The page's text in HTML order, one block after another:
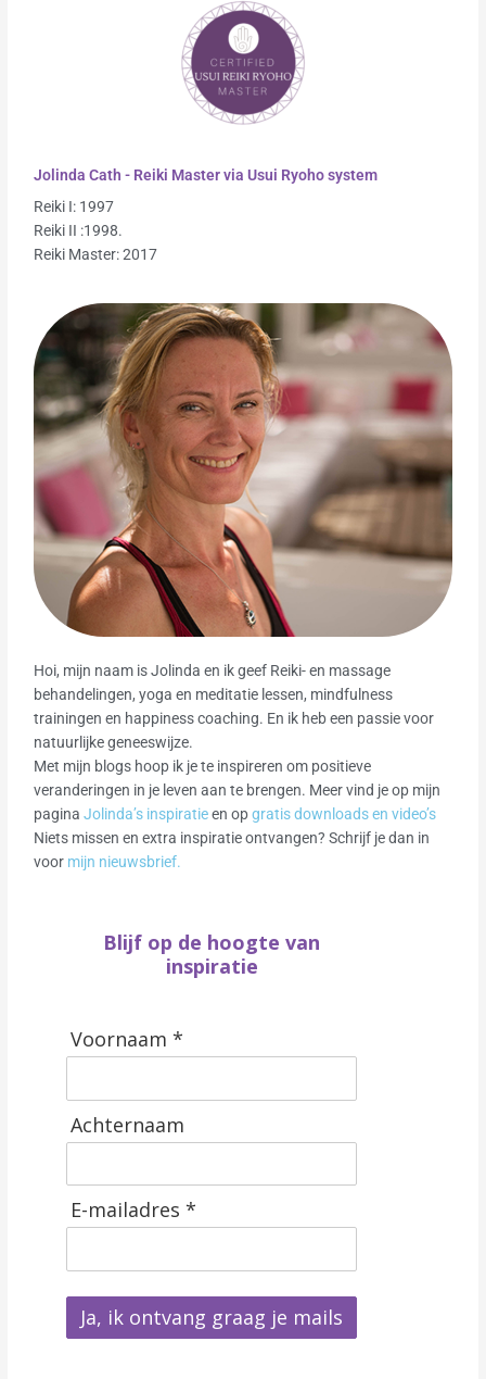
Jolinda Cath - Reiki Master via Usui Ryoho system
Reiki I: 1997
Reiki II :1998.
Reiki Master: 2017
Hoi, mijn naam is Jolinda en ik geef Reiki- en massage
behandelingen, yoga en meditatie lessen, mindfulness
trainingen en happiness coaching. En ik heb een passie voor
natuurlijke geneeswijze.
Met mijn blogs hoop ik je te inspireren om positieve
veranderingen in je leven aan te brengen. Meer vind je op mijn
paginaJolinda’s inspiratieen opgratis downloads en video’s
Niets missen en extra inspiratie ontvangen? Schrijf je dan in
voor mijn nieuwsbrief.
Blijf op de hoogte van
inspiratie
Voornaam *
Achternaam
E-mailadres *
Ja, ik ontvang graag je mails